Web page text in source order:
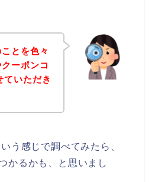
とを色々
ーポンコ
ていただき
う感じで調べてみたら、
かるかも、と思いまし